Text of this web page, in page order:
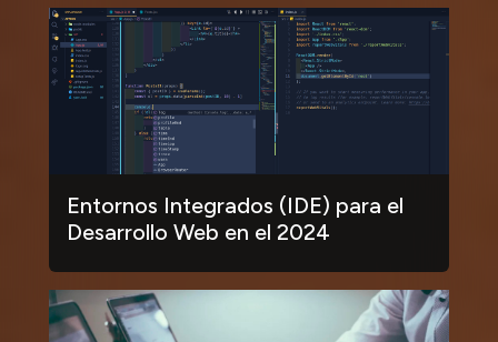
Entornos Integrados (IDE) para el
Desarrollo Web en el 2024